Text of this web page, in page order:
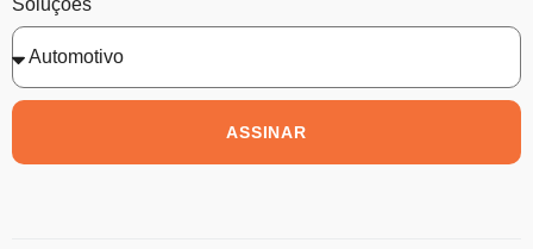
Soluções
ASSINAR